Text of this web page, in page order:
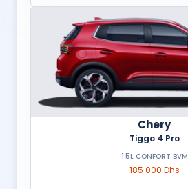
Chery
Tiggo 4 Pro
1.5L CONFORT BVM
185 000 Dhs